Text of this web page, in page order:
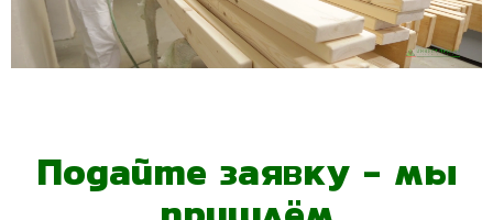
Подайте заявку - мы